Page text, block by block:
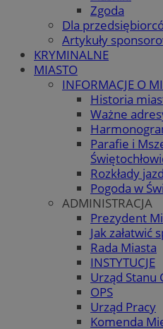
Zgoda
Dla
Artykuły
KRYMINALNE
MIASTO
INFORMACJE O
Historia
Ważne
Parafie i
Rozkłady
Pogoda w
ADMINISTRACJA
Prezydent
Jak załatwić
Rada Miasta
INSTYTUCJE
Urząd Stanu
OPS
Urząd Pracy
Komenda